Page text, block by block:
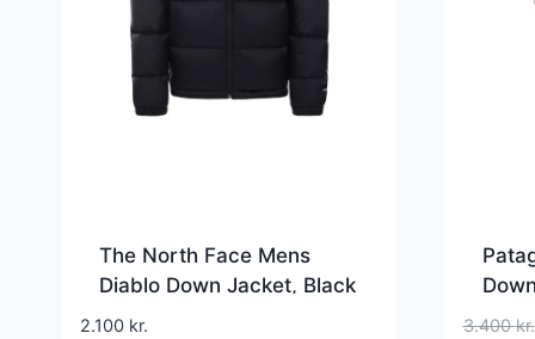
The North Face Mens
Diablo Down Jacket, Black
/ Black
2.100 kr. 3.400kr.